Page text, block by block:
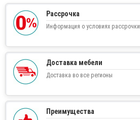
Рассрочка
Информация о условиях рассрочки
Доставка мебели
Доставка во все регионы
Преимущества